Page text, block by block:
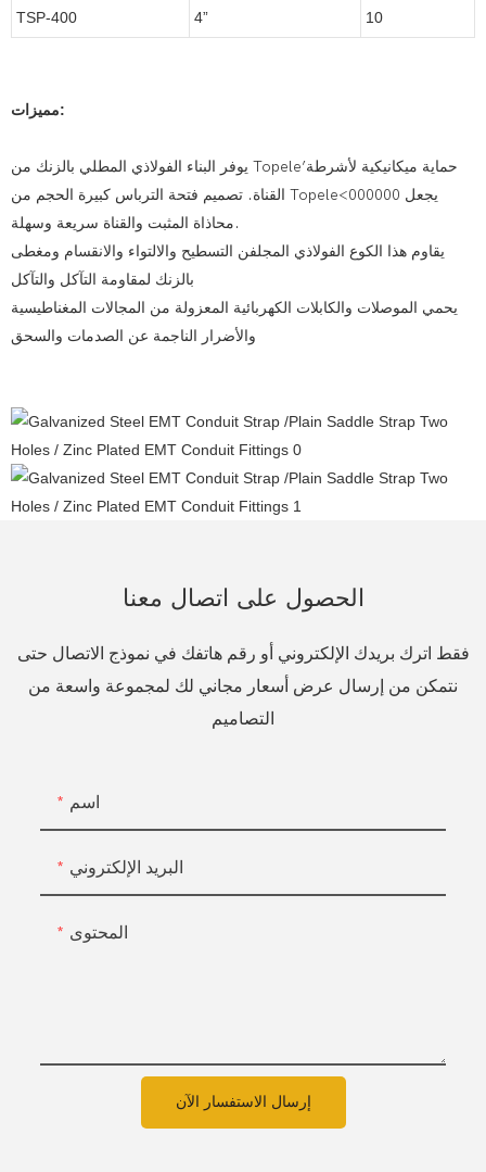
TSP-400 4” 10
مميزات:
يوفر البناء الفولاذي المطلي بالزنك من Topele’حماية ميكانيكية لأشرطة
القناة. تصميم فتحة الترباس كبيرة الحجم من Topele<000000 يجعل
محاذاة المثبت والقناة سريعة وسهلة.
يقاوم هذا الكوع الفولاذي المجلفن التسطيح والالتواء والانقسام ومغطى
بالزنك لمقاومة التآكل والتآكل
يحمي الموصلات والكابلات الكهربائية المعزولة من المجالات المغناطيسية
والأضرار الناجمة عن الصدمات والسحق
الحصول على اتصال معنا
فقط اترك بريدك الإلكتروني أو رقم هاتفك في نموذج الاتصال حتى
نتمكن من إرسال عرض أسعار مجاني لك لمجموعة واسعة من
التصاميم
اسم
البريد الإلكتروني
المحتوى
إرسال الاستفسار الآن